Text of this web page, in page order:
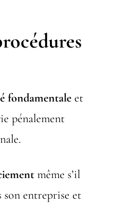
fondamentale et
pénalement
même s’il
son entreprise et